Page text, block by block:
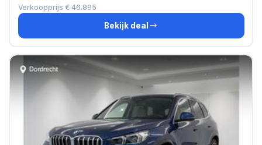
Verkoopprijs € 46.895
Bekijk deal